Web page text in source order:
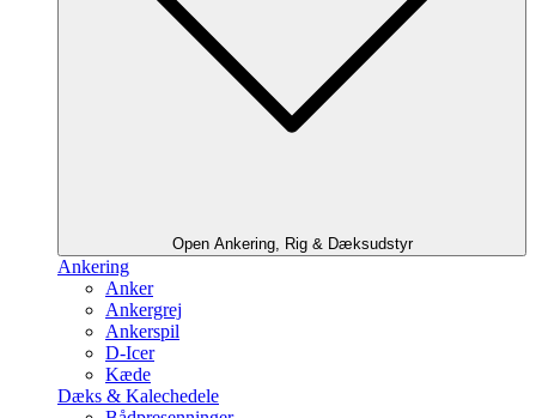
Open Ankering, Rig & Dæksudstyr
Ankering
Anker
Ankergrej
Ankerspil
D-Icer
Kæde
Dæks & Kalechedele